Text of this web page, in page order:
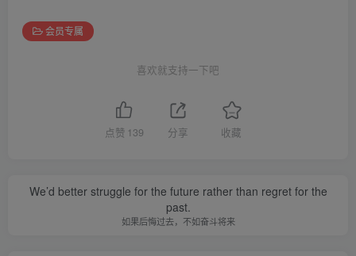
会员专属
喜欢就支持一下吧
点赞 139 分享 收藏
We’d better struggle for the future rather than regret for the
past.
如果后悔过去，不如奋斗将来